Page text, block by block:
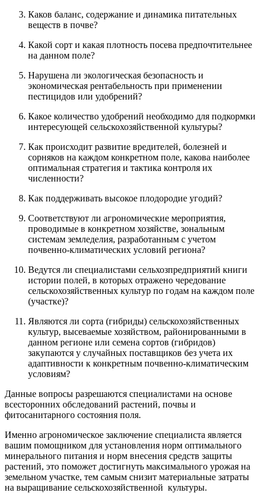
Каков баланс, содержание и динамика питательных
веществ в почве?
Какой сорт и какая плотность посева предпочтительнее
на данном поле?
Нарушена ли экологическая безопасность и
экономическая рентабельность при применении
пестицидов или удобрений?
Какое количество удобрений необходимо для подкормки
интересующей сельскохозяйственной культуры?
Как происходит развитие вредителей, болезней и
сорняков на каждом конкретном поле, какова наиболее
оптимальная стратегия и тактика контроля их
численности?
Как поддерживать высокое плодородие угодий?
Соответствуют ли агрономические мероприятия,
проводимые в конкретном хозяйстве, зональным
системам земледелия, разработанным с учетом
почвенно-климатических условий региона?
Ведутся ли специалистами сельхозпредприятий книги
истории полей, в которых отражено чередование
сельскохозяйственных культур по годам на каждом поле
(участке)?
Являются ли сорта (гибриды) сельскохозяйственных
культур, высеваемые хозяйством, районированными в
данном регионе или семена сортов (гибридов)
закупаются у случайных поставщиков без учета их
адаптивности к конкретным почвенно-климатическим
условиям?
Данные вопросы разрешаются специалистами на основе
всесторонних обследований растений, почвы и
фитосанитарного состояния поля.
Именно агрономическое заключение специалиста является
вашим помощником для установления норм оптимального
минерального питания и норм внесения средств защиты
растений, это поможет достигнуть максимального урожая на
земельном участке, тем самым снизит материальные затраты
на выращивание сельскохозяйственной культуры.